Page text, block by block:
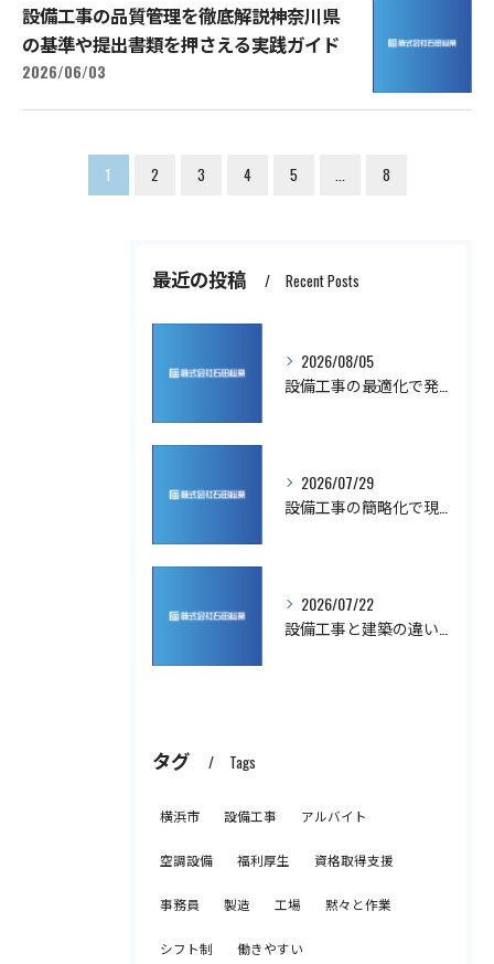
設備工事の品質管理を徹底解説神奈川県
の基準や提出書類を押さえる実践ガイド
2026/06/03
1 2 3 4 5 ... 8
最近の投稿 Recent Posts
2026/08/05
2026/07/29
2026/07/22
タグ Tags
横浜市 設備工事 アルバイト
空調設備 福利厚生 資格取得支援
事務員 製造 工場 黙々と作業
シフト制 働きやすい